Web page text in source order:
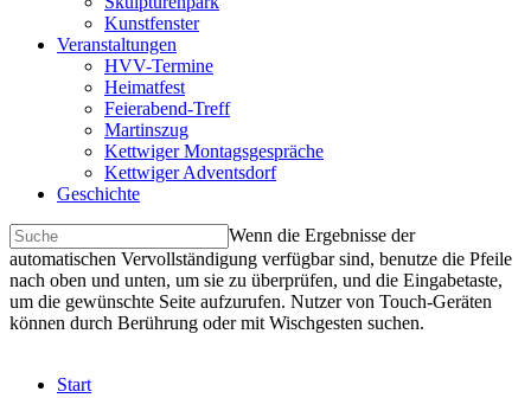
Kunstfenster
Veranstaltungen
HVV-Termine
Heimatfest
Feierabend-Treff
Martinszug
Kettwiger Montagsgespräche
Kettwiger Adventsdorf
Geschichte
Wenn die Ergebnisse der
automatischen Vervollständigung verfügbar sind, benutze die Pfeile
nach oben und unten, um sie zu überprüfen, und die Eingabetaste,
um die gewünschte Seite aufzurufen. Nutzer von Touch-Geräten
können durch Berührung oder mit Wischgesten suchen.
Start